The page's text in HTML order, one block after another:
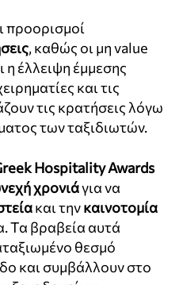
προορισμοί
, καθώς οι μη value
έλλειψη έμμεσης
και τις
τις κρατήσεις λόγω
των ταξιδιωτών.
Hospitality Awards
χρονιάγια να
και τηνκαινοτομία
Τα βραβεία αυτά
θεσμό
και συμβάλλουν στο